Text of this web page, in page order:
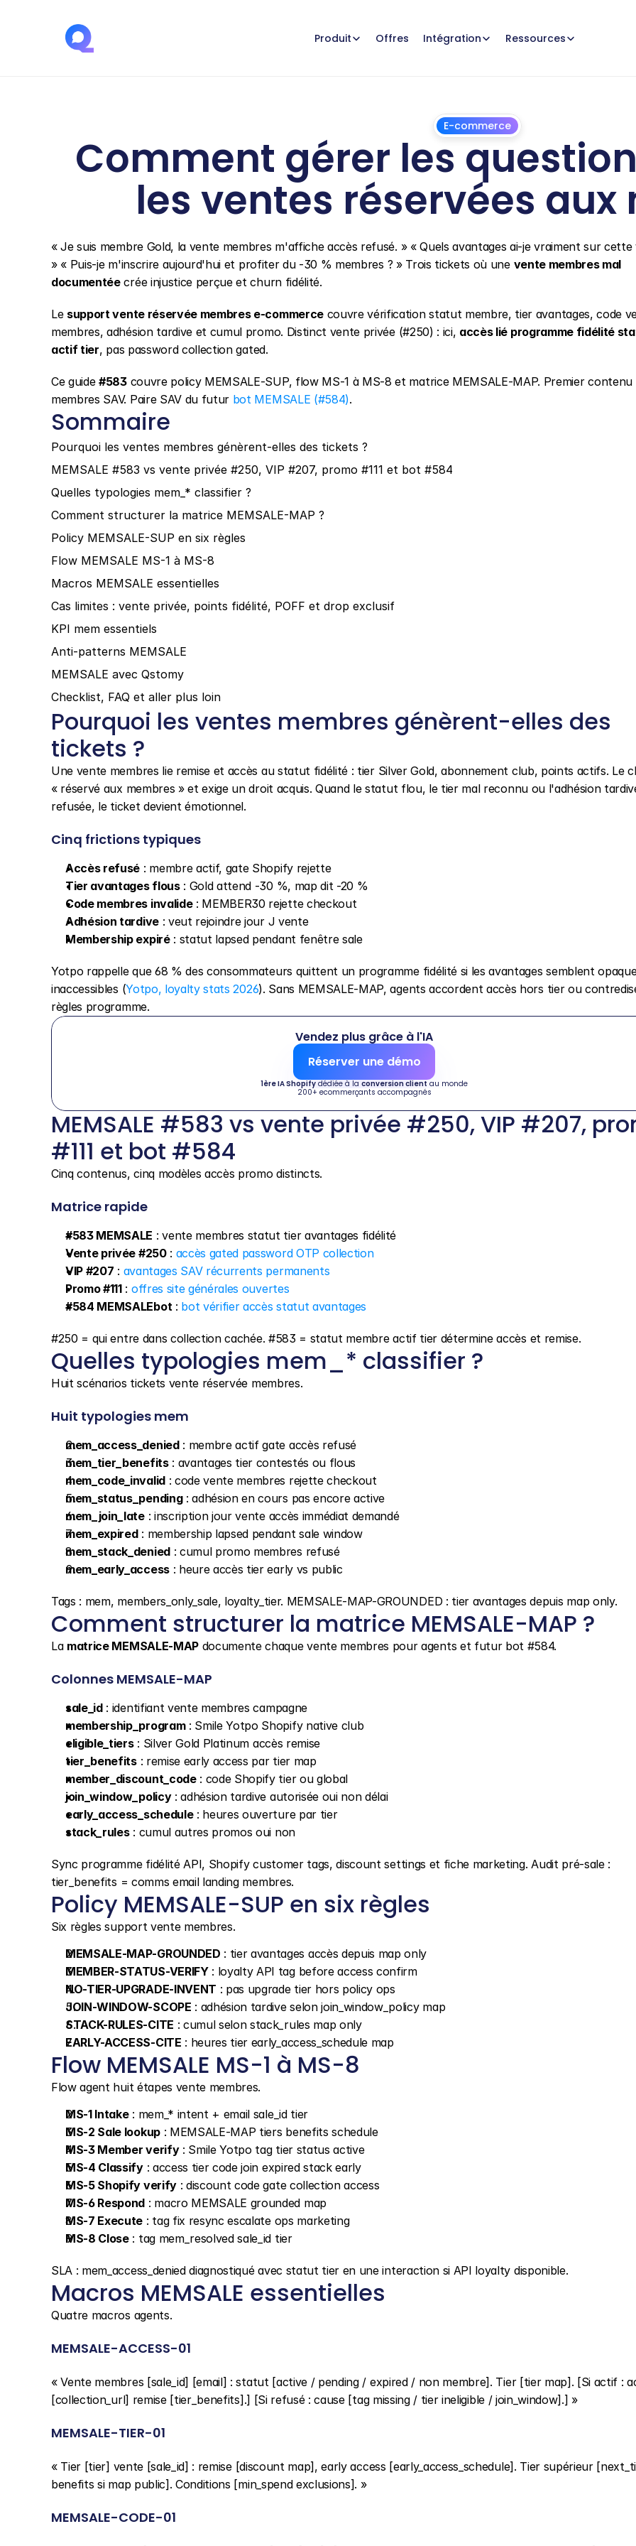
Produit Offres Intégration Ressources
E-commerce
Comment gérer les
les ventes réservées
« Je suis membre Gold, la vente membres m'affiche accès refusé. » « Quels avantages ai-je vraiment sur cette
» « Puis-je m'inscrire aujourd'hui et profiter du -30 % membres ? » Trois tickets où une vente membres mal
documentée crée injustice perçue et churn fidélité.
Le support vente réservée membres e-commerce couvre vérification statut membre, tier avantages, code
membres, adhésion tardive et cumul promo. Distinct vente privée (#250) : ici, accès lié programme fidélité
actif tier, pas password collection gated.
Ce guide #583 couvre policy MEMSALE-SUP, flow MS-1 à MS-8 et matrice MEMSALE-MAP. Premier
membres SAV. Paire SAV du futur bot MEMSALE (#584).
Sommaire
Pourquoi les ventes membres génèrent-elles des tickets ?
MEMSALE #583 vs vente privée #250, VIP #207, promo #111 et bot #584
Quelles typologies mem_* classifier ?
Comment structurer la matrice MEMSALE-MAP ?
Policy MEMSALE-SUP en six règles
Flow MEMSALE MS-1 à MS-8
Macros MEMSALE essentielles
Cas limites : vente privée, points fidélité, POFF et drop exclusif
KPI mem essentiels
Anti-patterns MEMSALE
MEMSALE avec Qstomy
Checklist, FAQ et aller plus loin
Pourquoi les ventes membres génèrent-elles des
tickets ?
Une vente membres lie remise et accès au statut fidélité : tier Silver Gold, abonnement club, points actifs. Le
« réservé aux membres » et exige un droit acquis. Quand le statut flou, le tier mal reconnu ou l'adhésion
refusée, le ticket devient émotionnel.
Cinq frictions typiques
Accès refusé : membre actif, gate Shopify rejette
Tier avantages flous : Gold attend -30 %, map dit -20 %
Code membres invalide : MEMBER30 rejette checkout
Adhésion tardive : veut rejoindre jour J vente
Membership expiré : statut lapsed pendant fenêtre sale
Yotpo rappelle que 68 % des consommateurs quittent un programme fidélité si les avantages semblent
inaccessibles (Yotpo, loyalty stats 2026). Sans MEMSALE-MAP, agents accordent accès hors tier ou
règles programme.
Vendez plus grâce à l'IA
Réserver une démo
1ère IA Shopify dédiée à la conversion client au monde
200+ ecommerçants accompagnés
MEMSALE #583 vs vente privée #250, VIP #207,
#111 et bot #584
Cinq contenus, cinq modèles accès promo distincts.
Matrice rapide
#583 MEMSALE : vente membres statut tier avantages fidélité
Vente privée #250 : accès gated password OTP collection
VIP #207 : avantages SAV récurrents permanents
Promo #111 : offres site générales ouvertes
#584 MEMSALEbot : bot vérifier accès statut avantages
#250 = qui entre dans collection cachée. #583 = statut membre actif tier détermine accès et remise.
Quelles typologies mem_* classifier ?
Huit scénarios tickets vente réservée membres.
Huit typologies mem
mem_access_denied : membre actif gate accès refusé
mem_tier_benefits : avantages tier contestés ou flous
mem_code_invalid : code vente membres rejette checkout
mem_status_pending : adhésion en cours pas encore active
mem_join_late : inscription jour vente accès immédiat demandé
mem_expired : membership lapsed pendant sale window
mem_stack_denied : cumul promo membres refusé
mem_early_access : heure accès tier early vs public
Tags : mem, members_only_sale, loyalty_tier. MEMSALE-MAP-GROUNDED : tier avantages depuis map only.
Comment structurer la matrice MEMSALE-MAP ?
La matrice MEMSALE-MAP documente chaque vente membres pour agents et futur bot #584.
Colonnes MEMSALE-MAP
sale_id : identifiant vente membres campagne
membership_program : Smile Yotpo Shopify native club
eligible_tiers : Silver Gold Platinum accès remise
tier_benefits : remise early access par tier map
member_discount_code : code Shopify tier ou global
join_window_policy : adhésion tardive autorisée oui non délai
early_access_schedule : heures ouverture par tier
stack_rules : cumul autres promos oui non
Sync programme fidélité API, Shopify customer tags, discount settings et fiche marketing. Audit pré-sale :
tier_benefits = comms email landing membres.
Policy MEMSALE-SUP en six règles
Six règles support vente membres.
MEMSALE-MAP-GROUNDED : tier avantages accès depuis map only
MEMBER-STATUS-VERIFY : loyalty API tag before access confirm
NO-TIER-UPGRADE-INVENT : pas upgrade tier hors policy ops
JOIN-WINDOW-SCOPE : adhésion tardive selon join_window_policy map
STACK-RULES-CITE : cumul selon stack_rules map only
EARLY-ACCESS-CITE : heures tier early_access_schedule map
Flow MEMSALE MS-1 à MS-8
Flow agent huit étapes vente membres.
MS-1 Intake : mem_* intent + email sale_id tier
MS-2 Sale lookup : MEMSALE-MAP tiers benefits schedule
MS-3 Member verify : Smile Yotpo tag tier status active
MS-4 Classify : access tier code join expired stack early
MS-5 Shopify verify : discount code gate collection access
MS-6 Respond : macro MEMSALE grounded map
MS-7 Execute : tag fix resync escalate ops marketing
MS-8 Close : tag mem_resolved sale_id tier
SLA : mem_access_denied diagnostiqué avec statut tier en une interaction si API loyalty disponible.
Macros MEMSALE essentielles
Quatre macros agents.
MEMSALE-ACCESS-01
« Vente membres [sale_id] [email] : statut [active / pending / expired / non membre]. Tier [tier map]. [Si actif :
[collection_url] remise [tier_benefits].] [Si refusé : cause [tag missing / tier ineligible / join_window].] »
MEMSALE-TIER-01
« Tier [tier] vente [sale_id] : remise [discount map], early access [early_access_schedule]. Tier supérieur
benefits si map public]. Conditions [min_spend exclusions]. »
MEMSALE-CODE-01